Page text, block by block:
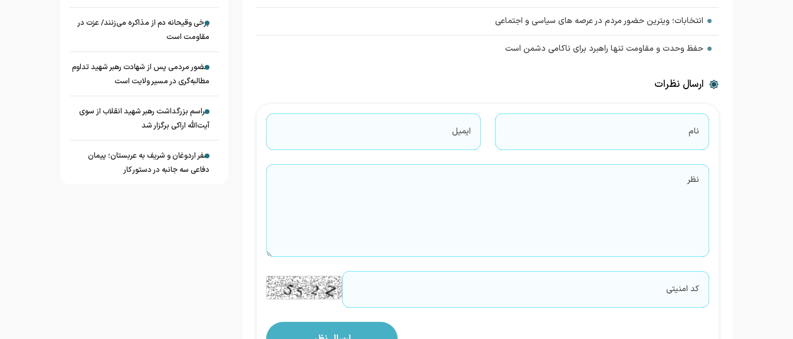
انتخابات؛ ویترین حضور مردم در عرصه های سیاسی و اجتماعی
حفظ وحدت و مقاومت تنها راهبرد برای ناکامی دشمن است
ارسال نظرات
برخی وقیحانه دم از مذاکره می‌زنند/ عزت در
مقاومت است
حضور مردمی پس از شهادت رهبر شهید تداوم
مطالبه‌گری در مسیر ولایت است
مراسم بزرگداشت رهبر شهید انقلاب از سوی
آیت‌الله اراکی برگزار شد
سفر اردوغان و شریف به عربستان؛ پیمان
دفاعی سه جانبه در دستور کار